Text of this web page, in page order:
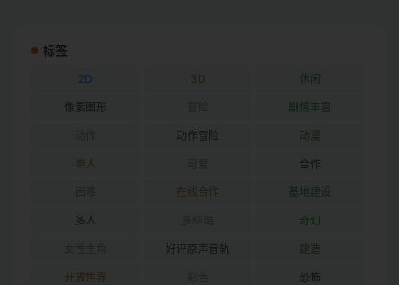
标签
2D 3D 休闲
像素图形 剧情丰富
动作冒险 动漫
单人 合作
在线合作 基地建设
多人 奇幻
好评原声音轨 建造
开放世界 恐怖